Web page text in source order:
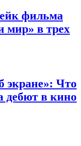
фильма
мир» в трех
экране»: Что
дебют в кино